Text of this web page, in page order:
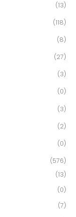
(13)
(118)
(8)
(27)
(3)
(0)
(3)
(2)
(0)
(576)
(13)
(0)
(7)